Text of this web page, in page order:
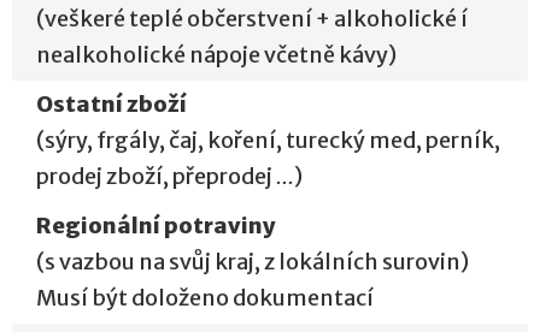
(veškeré teplé občerstvení + alkoholické í
nealkoholické nápoje včetně kávy)
Ostatní zboží
(sýry, frgály, čaj, koření, turecký med, perník,
prodej zboží, přeprodej...)
Regionální potraviny
(s vazbou na svůj kraj, z lokálních surovin)
Musí být doloženo dokumentací